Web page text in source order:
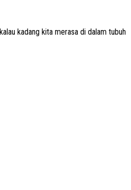
kadang kita merasa di dalam tubuh